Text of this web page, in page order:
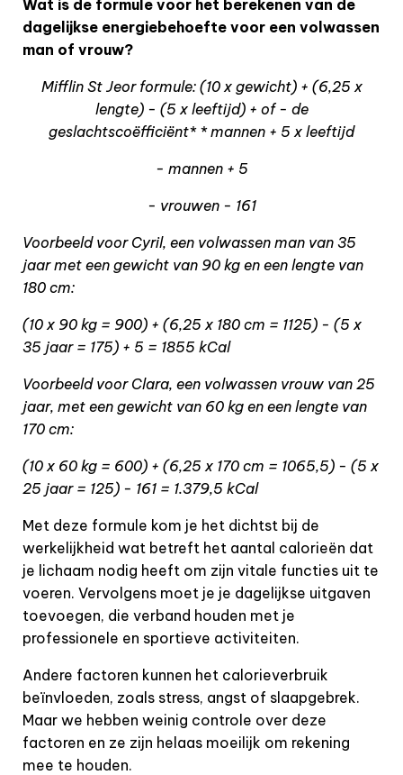
Wat is de formule voor het berekenen van de
dagelijkse energiebehoefte voor een volwassen
man of vrouw?
Mifflin St Jeor formule: (10 x gewicht) + (6,25 x
lengte) - (5 x leeftijd) + of - de
geslachtscoëfficiënt* * mannen + 5 x leeftijd
- mannen + 5
- vrouwen - 161
Voorbeeld voor Cyril, een volwassen man van 35
jaar met een gewicht van 90 kg en een lengte van
180 cm:
(10 x 90 kg = 900) + (6,25 x 180 cm = 1125) - (5 x
35 jaar = 175) + 5 = 1855 kCal
Voorbeeld voor Clara, een volwassen vrouw van 25
jaar, met een gewicht van 60 kg en een lengte van
170 cm:
(10 x 60 kg = 600) + (6,25 x 170 cm = 1065,5) - (5 x
25 jaar = 125) - 161 = 1.379,5 kCal
Met deze formule kom je het dichtst bij de
werkelijkheid wat betreft het aantal calorieën dat
je lichaam nodig heeft om zijn vitale functies uit te
voeren. Vervolgens moet je je dagelijkse uitgaven
toevoegen, die verband houden met je
professionele en sportieve activiteiten.
Andere factoren kunnen het calorieverbruik
beïnvloeden, zoals stress, angst of slaapgebrek.
Maar we hebben weinig controle over deze
factoren en ze zijn helaas moeilijk om rekening
mee te houden.